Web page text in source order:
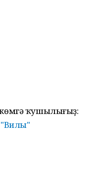
ҡушылығыҙ:
"Вилы"